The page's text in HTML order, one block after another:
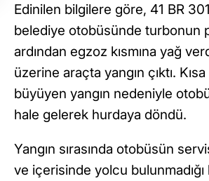
Edinilen bilgilere göre, 41 BR
belediye otobüsünde turbonun
ardından egzoz kısmına yağ
üzerine araçta yangın çıktı.
büyüyen yangın nedeniyle
hale gelerek hurdaya döndü.
Yangın sırasında otobüsün
ve içerisinde yolcu bulunmadığı